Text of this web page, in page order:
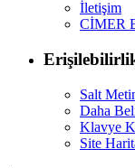
İletişim
CİMER
Salt
Daha
Klavye
Site